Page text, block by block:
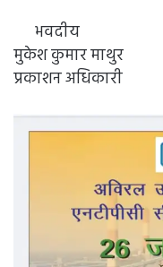
भवदीय
मुकेश कुमार माथुर
प्रकाशन अधिकारी